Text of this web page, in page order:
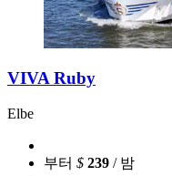
VIVA Ruby
Elbe
부터 $ 239 / 밤